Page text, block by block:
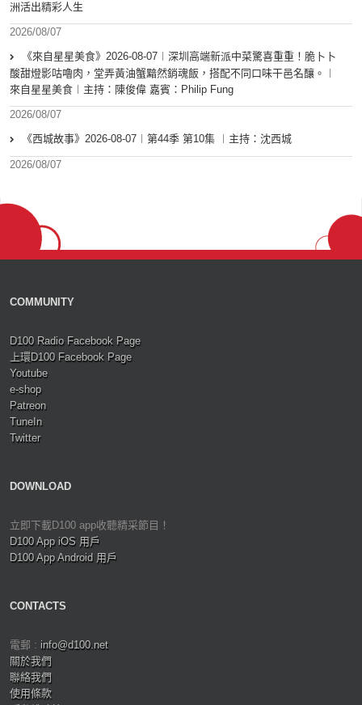
洲活出精彩人生
2026/08/07
《來自星星美食》2026-08-07︱深圳高端新派中菜驚喜重重！脆卜卜
酸甜燈影咕嚕肉，堂弄黃油蟹黯然銷魂飯，搭配不同口味干邑名釀。︱
來自星星美食︱主持：陳俊偉 嘉賓：Philip Fung
2026/08/07
《西城故事》2026-08-07︱第44季 第10集 ︱主持：沈西城
2026/08/07
COMMUNITY
D100 Radio Facebook Page
上環D100 Facebook Page
Youtube
e-shop
Patreon
TuneIn
Twitter
DOWNLOAD
立即下載D100 app收聽精采節目！
D100 App iOS 用戶
D100 App Android 用戶
CONTACTS
電郵 : info@d100.net
關於我們
聯絡我們
使用條款